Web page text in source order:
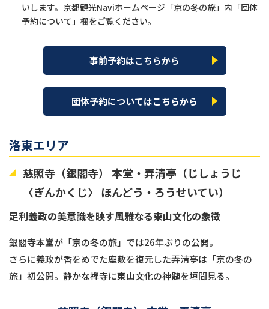
いします。京都観光Naviホームページ「京の冬の旅」内「団体
予約について」欄をご覧ください。
事前予約はこちらから
団体予約についてはこちらから
洛東エリア
慈照寺（銀閣寺） 本堂・弄清亭（じしょうじ
〈ぎんかくじ〉 ほんどう・ろうせいてい）
足利義政の美意識を映す風雅なる東山文化の象徴
銀閣寺本堂が「京の冬の旅」では26年ぶりの公開。
さらに義政が香をめでた座敷を復元した弄清亭は「京の冬の
旅」初公開。静かな禅寺に東山文化の神髄を垣間見る。